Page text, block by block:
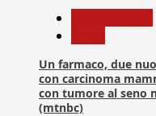
Un farmaco, due
con carcinoma
con tumore al seno
(mtnbc)